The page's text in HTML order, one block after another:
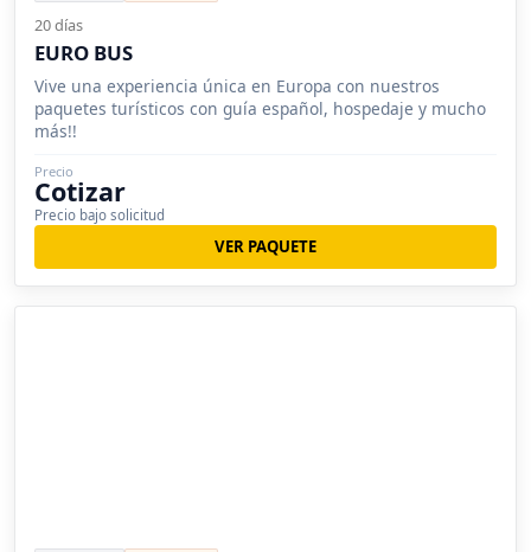
20 días
EURO BUS
Vive una experiencia única en Europa con nuestros
paquetes turísticos con guía español, hospedaje y mucho
más!!
Precio
Cotizar
Precio bajo solicitud
VER PAQUETE